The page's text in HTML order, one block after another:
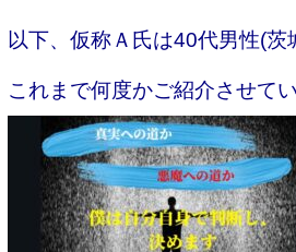
以下、仮称Ａ氏は40代男性(茨
これまで何度かご紹介させて